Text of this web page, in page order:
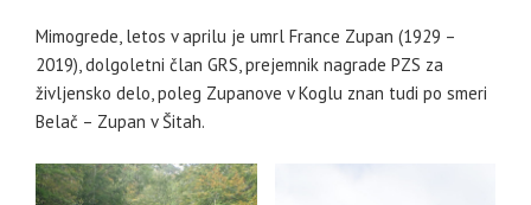
Mimogrede, letos v aprilu je umrl France Zupan (1929 –
2019), dolgoletni član GRS, prejemnik nagrade PZS za
življensko delo, poleg Zupanove v Koglu znan tudi po smeri
Belač – Zupan v Šitah.